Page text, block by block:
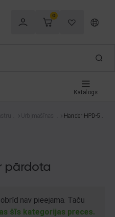
0
Katalogs
Urbjmašīnas u
Hander HPD-50
pārdota
nav pieejama. Taču
šīs kategorijas preces.